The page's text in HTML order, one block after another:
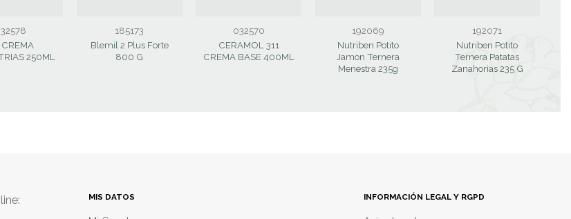
CREMA
250ML
185173
Blemil 2 Plus Forte
800 G
032570
CERAMOL 311
CREMA BASE 400ML
192069
Nutriben Potito
Jamon Ternera
Menestra 235g
192071
Nutriben Potito
Ternera Patatas
Zanahorias 235 G
MIS DATOS INFORMACIÓN LEGAL Y RGPD